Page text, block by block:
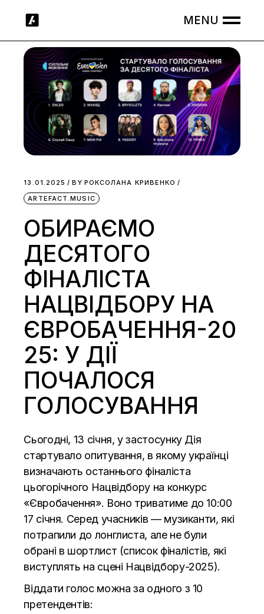
13.01.2025 BY РОКСОЛАНА КРИВЕНКО
ARTEFACT.MUSIC
ОБИРАЄМО
ДЕСЯТОГО
ФІНАЛІСТА
НАЦВІДБОРУ НА
ЄВРОБАЧЕННЯ-20
25: У ДІЇ
ПОЧАЛОСЯ
ГОЛОСУВАННЯ
Сьогодні, 13 січня, у застосунку Дія
стартувало опитування, в якому українці
визначають останнього фіналіста
цьогорічного Нацвідбору на конкурс
«Євробачення». Воно триватиме до 10:00
17 січня. Серед учасників — музиканти, які
потрапили до лонглиста, але не були
обрані в шортлист (список фіналістів, які
виступлять на сцені Нацвідбору-2025).
Віддати голос можна за одного з 10
претендентів: